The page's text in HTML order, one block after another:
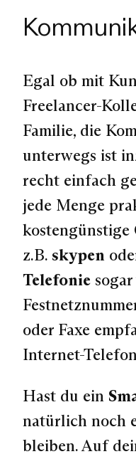
Egal ob mit
Freelancer-
Familie, die
unterwegs ist
recht einfach
jede Menge
kostengünstige
z.B. skypen
Telefonie
oder Faxe
Internet-
Hast du ein
natürlich noch
bleiben. Auf